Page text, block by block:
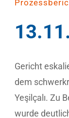
Gericht
dem
Yeşilçalı. Zu
wurde